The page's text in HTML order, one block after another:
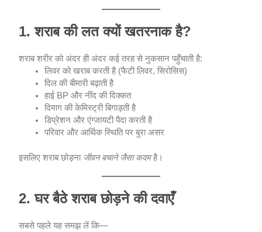
1. शराब की लत क्यों खतरनाक है?
शराब शरीर को अंदर ही अंदर कई तरह से नुकसान पहुँचाती है:
लिवर को खराब करती है (फैटी लिवर, सिरोसिस)
दिल की बीमारी बढ़ाती है
हाई BP और नींद की दिक्कत
दिमाग की केमिस्ट्री बिगाड़ती है
डिप्रेशन और एंग्जायटी पैदा करती है
परिवार और आर्थिक स्थिति पर बुरा असर
इसलिए शराब छोड़ना जीवन बचाने जैसा कदमहै।
2. घर बैठे शराब छोड़ने की दवाएँ
सबसे पहले यह समझ लें कि—